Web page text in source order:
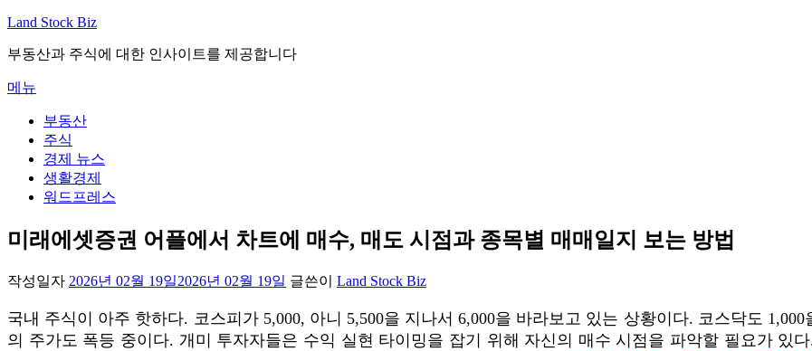
내
으
로
바
Land Stock Biz
부동산과 주식에 대한 인사이트를 제공합니다
메뉴
부동산
주식
경제 뉴스
생활경제
워드프레스
미래에셋증권 어플에서 차트에 매수, 매도 시점과 종목별 매매일지 보는 방법
작성일자 2026년 02월 19일2026년 02월 19일 글쓴이 Land Stock Biz
국내 주식이 아주 핫하다. 코스피가 5,000, 아니 5,500을 지나서 6,000을 바라보고 있는 상황이다. 코스닥도
의 주가도 폭등 중이다. 개미 투자자들은 수익 실현 타이밍을 잡기 위해 자신의 매수 시점을 파악할 필요가 있